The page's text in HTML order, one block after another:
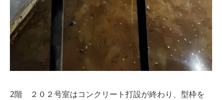
2階 ２０２号室はコンクリート打設が終わり、型枠を